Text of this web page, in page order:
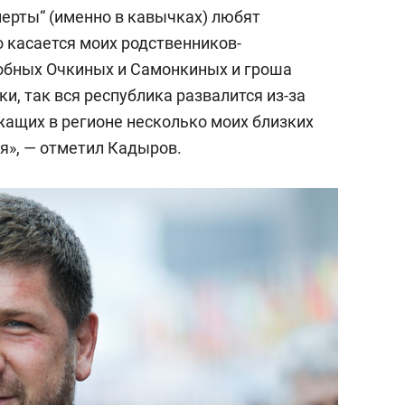
(именно в кавычках) любят
моих родственников-
Очкиных и Самонкиных и гроша
так вся республика развалится из-за
в регионе несколько моих близких
— отметил Кадыров.
состоянием как основа